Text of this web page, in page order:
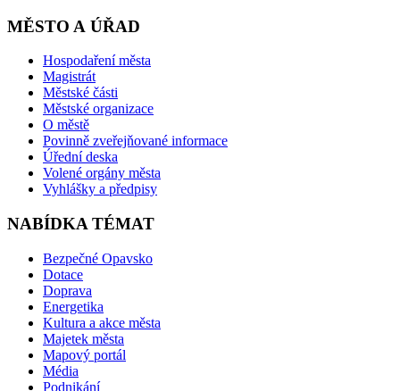
MĚSTO A ÚŘAD
Hospodaření města
Magistrát
Městské části
Městské organizace
O městě
Povinně zveřejňované informace
Úřední deska
Volené orgány města
Vyhlášky a předpisy
NABÍDKA TÉMAT
Bezpečné Opavsko
Dotace
Doprava
Energetika
Kultura a akce města
Majetek města
Mapový portál
Média
Podnikání